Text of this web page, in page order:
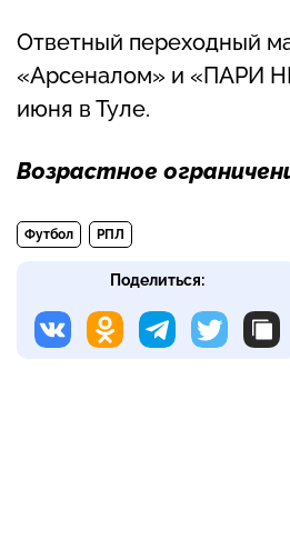
Ответный переходный
«Арсеналом» и «ПАРИ
июня в Туле.
Возрастное
Футбол РПЛ
Поделиться: